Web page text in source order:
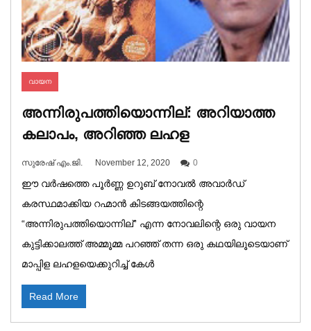
വായന
അന്നിരുപത്തിയൊന്നില്: അറിയാത്ത
കലാപം, അറിഞ്ഞ ലഹള
സുരേഷ് എം.ജി. November 12, 2020 0
ഈ വർഷത്തെ പൂർണ്ണ ഉറൂബ് നോവൽ അവാർഡ്
കരസ്ഥമാക്കിയ റഹ്മാൻ കിടങ്ങയത്തിന്റെ
“അന്നിരുപത്തിയൊന്നില്” എന്ന നോവലിന്റെ ഒരു വായന
കുട്ടിക്കാലത്ത് അമ്മൂമ്മ പറഞ്ഞ് തന്ന ഒരു കഥയിലൂടെയാണ്
മാപ്പിള ലഹളയെക്കുറിച്ച് കേൾ
Read More